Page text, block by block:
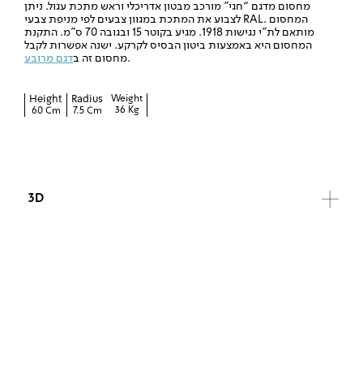
מחסום מדגם “חגי” מורכב מבטון אדריכלי וראש מתכת עגול. ניתן
לצבוע את המתכת במגוון צבעים לפי מניפת צבעי RAL. המחסום
מותאם לת”י נגישות 1918. מגיע בקוטר 15 ובגובה 70 ס”מ. התקנת
המחסום היא באמצעות ביטון הבסיס לקרקע. ישנה אפשרות לקבל
מחסום זה בדגם מרובע .
Height
60 Cm
Radius
7.5 Cm
Weight
36 Kg
3D